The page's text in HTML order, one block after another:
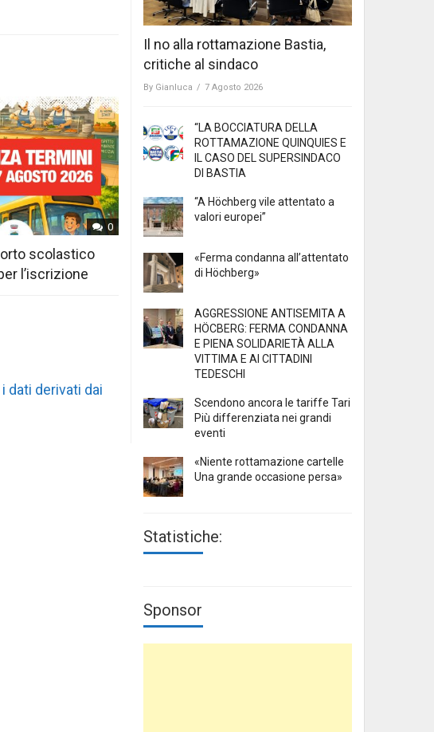
0
scolastico
l’iscrizione
dati derivati dai
Il no alla rottamazione Bastia,
critiche al sindaco
By Gianluca / 7 Agosto 2026
“LA BOCCIATURA DELLA
ROTTAMAZIONE QUINQUIES E
IL CASO DEL SUPERSINDACO
DI BASTIA
“A Höchberg vile attentato a
valori europei”
«Ferma condanna all’attentato
di Höchberg»
AGGRESSIONE ANTISEMITA A
HÖCBERG: FERMA CONDANNA
E PIENA SOLIDARIETÀ ALLA
VITTIMA E AI CITTADINI
TEDESCHI
Scendono ancora le tariffe Tari
Più differenziata nei grandi
eventi
«Niente rottamazione cartelle
Una grande occasione persa»
Statistiche:
Sponsor